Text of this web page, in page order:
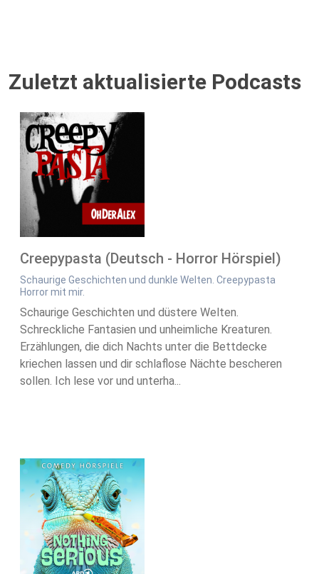
Zuletzt aktualisierte Podcasts
Creepypasta (Deutsch - Horror Hörspiel)
Schaurige Geschichten und dunkle Welten. Creepypasta
Horror mit mir.
Schaurige Geschichten und düstere Welten.
Schreckliche Fantasien und unheimliche Kreaturen.
Erzählungen, die dich Nachts unter die Bettdecke
kriechen lassen und dir schlaflose Nächte bescheren
sollen. Ich lese vor und unterha...